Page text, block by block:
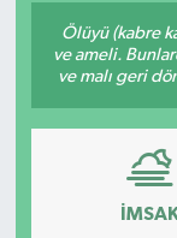
Ölüyü (kabre
ve ameli.
ve malı geri
Dünya